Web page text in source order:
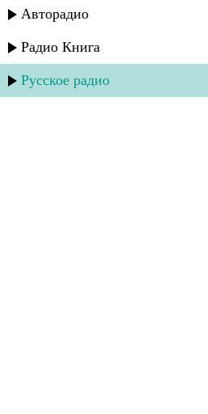
Авторадио
Радио Книга
Русское радио
Магомед Аликперов -
Руслан Имамирзаев -
Руслан Гасанов и Лаура
Руслан Гасанов - Ла